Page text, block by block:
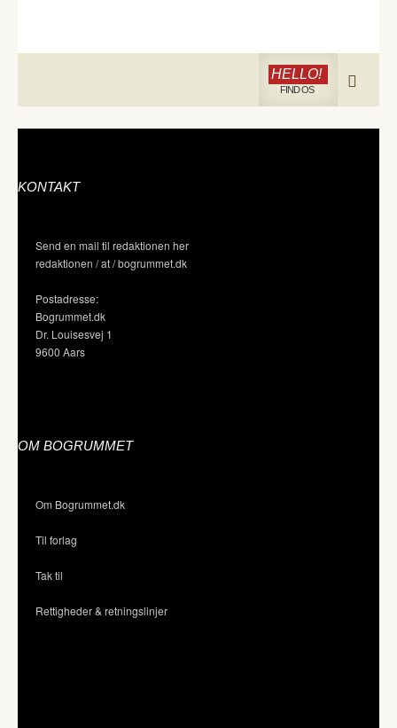
HELLO!
FIND OS
KONTAKT
Send en mail til redaktionen her
redaktionen / at / bogrummet.dk
Postadresse:
Bogrummet.dk
Dr. Louisesvej 1
9600 Aars
OM BOGRUMMET
Om Bogrummet.dk
Til forlag
Tak til
Rettigheder & retningslinjer